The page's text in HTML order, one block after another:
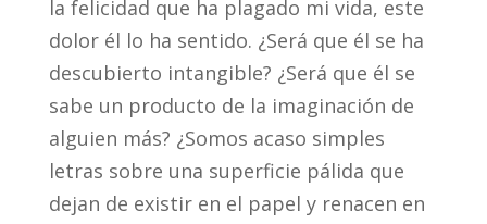
la felicidad que ha plagado mi vida, este
dolor él lo ha sentido. ¿Será que él se ha
descubierto intangible? ¿Será que él se
sabe un producto de la imaginación de
alguien más? ¿Somos acaso simples
letras sobre una superficie pálida que
dejan de existir en el papel y renacen en